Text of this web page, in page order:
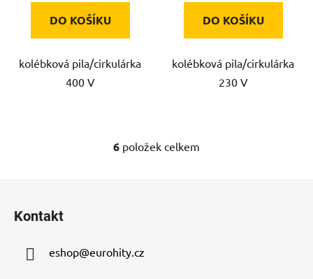
DO KOŠÍKU
kolébková pila/cirkulárka
400 V
DO KOŠÍKU
kolébková pila/cirkulárka
230 V
O
6 položek celkem
Kontakt
eshop@eurohity.cz